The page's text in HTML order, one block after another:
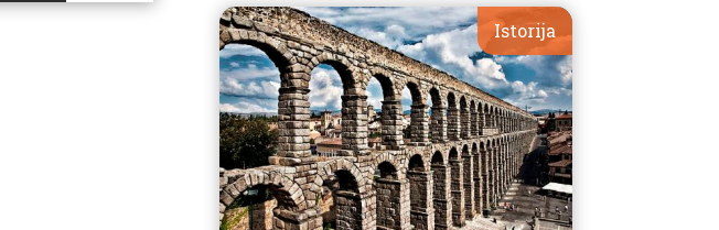
Istorija